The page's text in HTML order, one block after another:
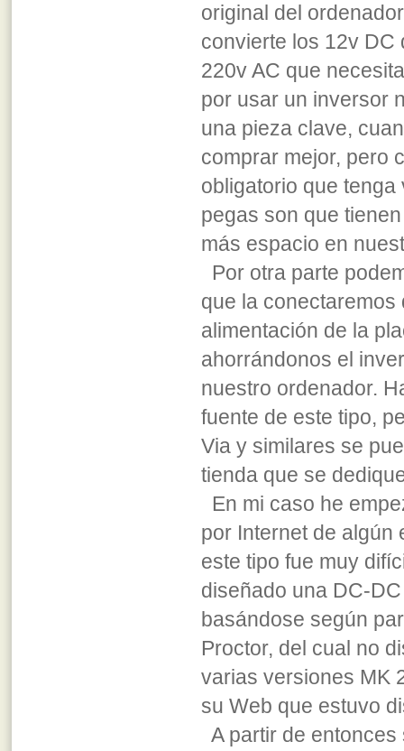
original del
convierte los 12v DC
220v AC que
por usar un inversor
una pieza clave,
comprar mejor, pero
obligatorio que
pegas son que
más espacio en
Por otra parte
que la
alimentación de la
ahorrándonos el
nuestro ordenador.
fuente de este tipo,
Via y similares se
tienda que se
En mi caso he
por Internet de algún
este tipo fue muy
diseñado una DC-
basándose según
Proctor, del cual no
varias versiones MK
su Web que estuvo
A partir de